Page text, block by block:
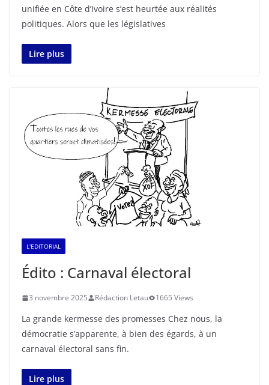
unifiée en Côte d’Ivoire s’est heurtée aux réalités
politiques. Alors que les législatives
Lire plus
L'EDITORIAL
Édito : Carnaval électoral
3 novembre 2025 Rédaction Letau 1665 Views
La grande kermesse des promesses Chez nous, la
démocratie s’apparente, à bien des égards, à un
carnaval électoral sans fin.
Lire plus